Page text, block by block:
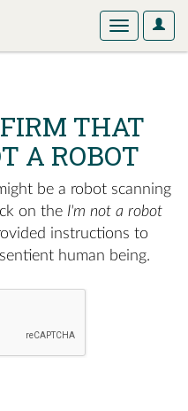
User
Toggle
THAT
A ROBOT
be a robot scanning
on the I'm not a robot
instructions to
human being.